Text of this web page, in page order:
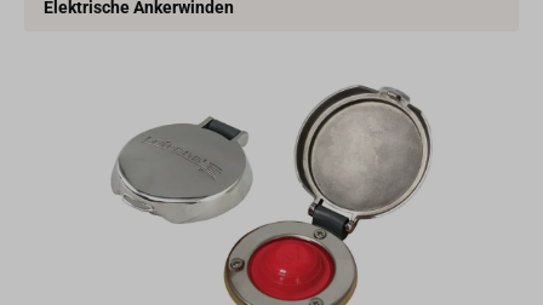
Elektrische Ankerwinden